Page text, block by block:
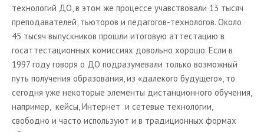
технологий ДО, в этом же процессе учавствовали 13 тысяч
преподавателей, тьюторов и педагогов-технологов. Около
45 тысяч выпускников прошли итоговую аттестацию в
госаттестационных комиссиях довольно хорошо. Если в
1997 году говоря о ДО подразумевали только возможный
путь получения образования, из «далекого будущего», то
сегодня уже некоторые элементы дистанционного обучения,
например, кейсы, Интернет и сетевые технологии,
свободно и часто используют и в традиционных формах